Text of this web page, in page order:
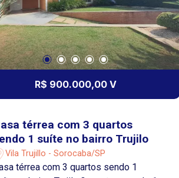
Sacada; Corredor de acesso
dormitórios com piso em travertino;
social com piso em travertino
02 dormitórios com
embutidos; 01 suíte ampla
closet e banheiro privativo
com banheira. Área Externa e
da garagem para os fundos do
Adega; Lavanderia; Espaço com
Quarto de apoio;
de serviço. Diferenciais
R$ 900.000,00 V
térrea com 3 quartos
1 suíte no bairro Trujilo
Vila Trujillo - Sorocaba/SP
térrea com 3 quartos sendo 1